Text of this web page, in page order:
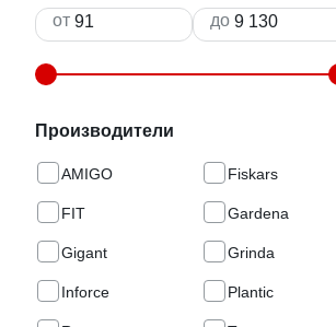
от до
Производители
AMIGO Fiskars
FIT Gardena
Gigant Grinda
Inforce Plantic